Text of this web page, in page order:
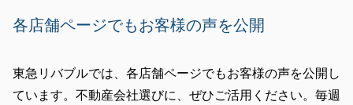
ながり」を大切にする私の姿勢をご実感いただけたこ
いただいた素晴らしい評価に慢心することなく、これ
からも多くのお客様に感動をお届けできるよう精進し
各店舗ページでもお客様の声を公開
東急リバブルでは、各店舗ページでもお客様の声を公開し
ています。不動産会社選びに、ぜひご活用ください。毎週